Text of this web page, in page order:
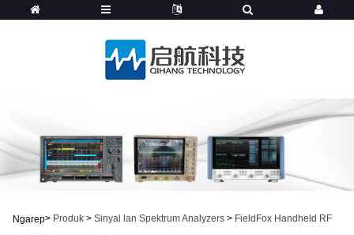
Ngarep> Produk > Sinyal lan Spektrum Analyzers > FieldFox Handheld RF